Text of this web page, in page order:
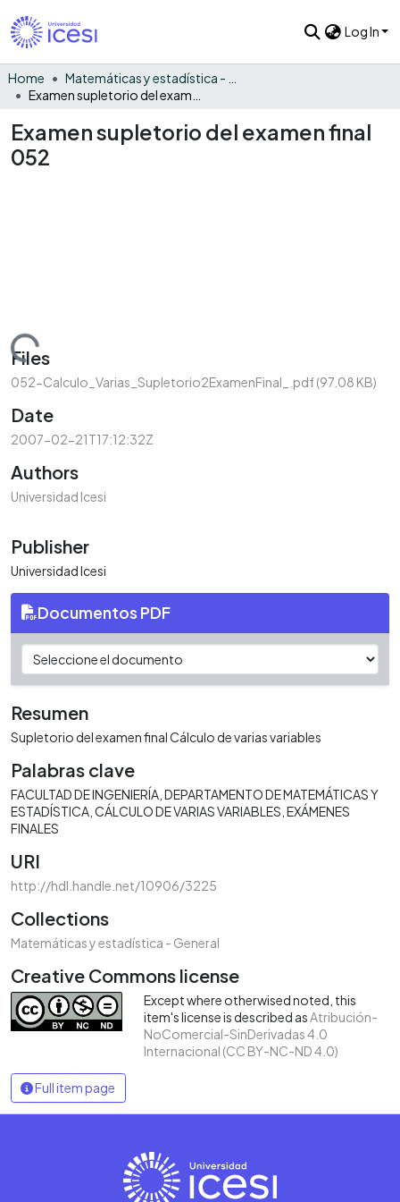
Log In
Home
Examen supletorio del examen final
052
Loading...
Files
052-Calculo_Varias_Supletorio2ExamenFinal_.pdf(97.08 KB)
Date
2007-02-21T17:12:32Z
Authors
Universidad Icesi
Publisher
Universidad Icesi
Documentos PDF
Resumen
Supletorio del examen final Cálculo de varias variables
Palabras clave
FACULTAD DE INGENIERÍA DEPARTAMENTO DE MATEMÁTICAS Y
ESTADÍSTICA CÁLCULO DE VARIAS VARIABLES EXÁMENES
FINALES
URI
http://hdl.handle.net/10906/3225
Collections
Matemáticas y estadística - General
Creative Commons license
Except where otherwised noted, this
item's license is described asAtribución-
NoComercial-SinDerivadas 4.0
Internacional (CC BY-NC-ND 4.0)
Full item page